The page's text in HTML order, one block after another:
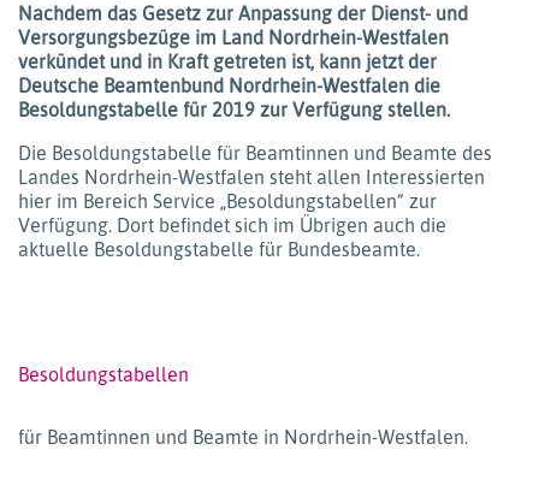
Nachdem das Gesetz zur Anpassung der Dienst- und
Versorgungsbezüge im Land Nordrhein-Westfalen
verkündet und in Kraft getreten ist, kann jetzt der
Deutsche Beamtenbund Nordrhein-Westfalen die
Besoldungstabelle für 2019 zur Verfügung stellen.
Die Besoldungstabelle für Beamtinnen und Beamte des
Landes Nordrhein-Westfalen steht allen Interessierten
hier im Bereich Service „Besoldungstabellen“ zur
Verfügung. Dort befindet sich im Übrigen auch die
aktuelle Besoldungstabelle für Bundesbeamte.
Besoldungstabellen
für Beamtinnen und Beamte in Nordrhein-Westfalen.